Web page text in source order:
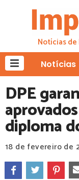
Notícias
Notícias
DPE
diploma
18 de fevereiro de